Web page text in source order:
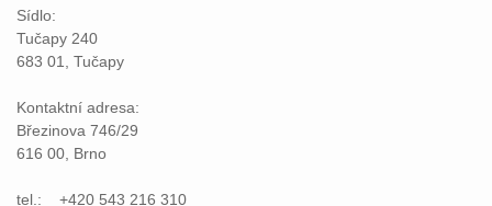
Sídlo:
Tučapy 240
683 01, Tučapy
Kontaktní adresa:
Březinova 746/29
616 00, Brno
tel.: +420 543 216 310